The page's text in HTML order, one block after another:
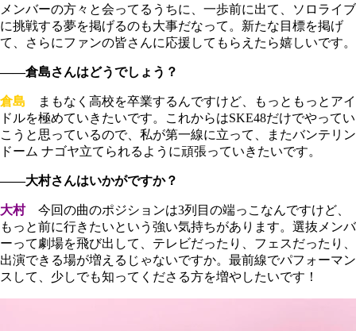
メンバーの方々と会ってるうちに、一歩前に出て、ソロライブ
に挑戦する夢を掲げるのも大事だなって。新たな目標を掲げ
て、さらにファンの皆さんに応援してもらえたら嬉しいです。
――倉島さんはどうでしょう？
倉島 まもなく高校を卒業するんですけど、もっともっとアイ
ドルを極めていきたいです。これからはSKE48だけでやってい
こうと思っているので、私が第一線に立って、またバンテリン
ドーム ナゴヤ立てられるように頑張っていきたいです。
――大村さんはいかがですか？
大村今回の曲のポジションは3列目の端っこなんですけど、
もっと前に行きたいという強い気持ちがあります。選抜メンバ
ーって劇場を飛び出して、テレビだったり、フェスだったり、
出演できる場が増えるじゃないですか。最前線でパフォーマン
スして、少しでも知ってくださる方を増やしたいです！